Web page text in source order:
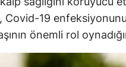
19
önemli rol